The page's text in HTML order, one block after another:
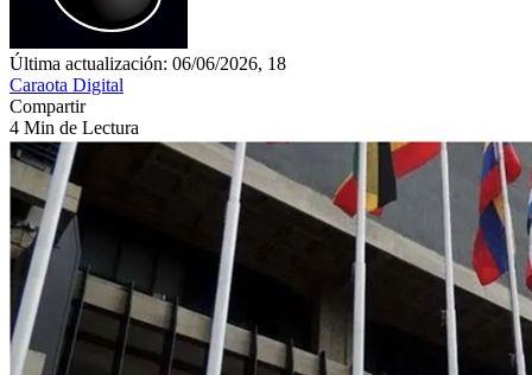
Última actualización: 06/06/2026, 18
Caraota Digital
Compartir
4 Min de Lectura